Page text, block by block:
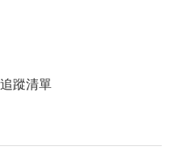
蹤清單